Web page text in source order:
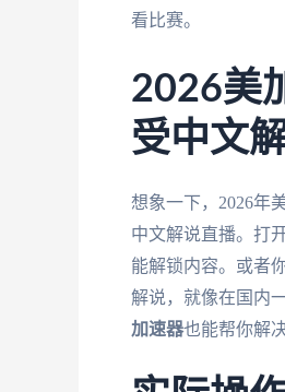
看比赛。
2026美
受中文
想象一下，2026年
中文解说直播。打
能解锁内容。或者
解说，就像在国内
加速器也能帮你解